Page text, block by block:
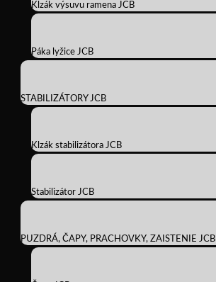
Klzák výsuvu ramena JCB
Páka lyžice JCB
STABILIZÁTORY JCB
Klzák stabilizátora JCB
Stabilizátor JCB
PUZDRÁ, ČAPY, PRACHOVKY, ZAISTENIE JCB